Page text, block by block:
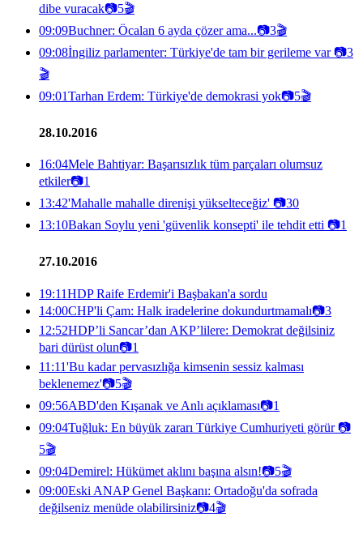
dibe vuracak📷5🎬
09:09Buchner: Öcalan 6 ayda çözer ama...📷3🎬
09:08İngiliz parlamenter: Türkiye'de tam bir gerileme var📷3
🎬
09:01Tarhan Erdem: Türkiye'de demokrasi yok📷5🎬
28.10.2016
16:04Mele Bahtiyar: Başarısızlık tüm parçaları olumsuz
etkiler📷1
13:42'Mahalle mahalle direnişi yükselteceğiz' 📷30
13:10Bakan Soylu yeni 'güvenlik konsepti' ile tehdit etti 📷1
27.10.2016
19:11HDP Raife Erdemir'i Başbakan'a sordu
14:00CHP'li Çam: Halk iradelerine dokundurtmamalı📷3
12:52HDP’li Sancar’dan AKP’lilere: Demokrat değilsiniz
bari dürüst olun📷1
11:11'Bu kadar pervasızlığa kimsenin sessiz kalması
beklenemez'📷5🎬
09:56ABD'den Kışanak ve Anlı açıklaması📷1
09:04Tuğluk: En büyük zararı Türkiye Cumhuriyeti görür📷
5🎬
09:04Demirel: Hükümet aklını başına alsın!📷5🎬
09:00Eski ANAP Genel Başkanı: Ortadoğu'da sofrada
değilseniz menüde olabilirsiniz📷4🎬